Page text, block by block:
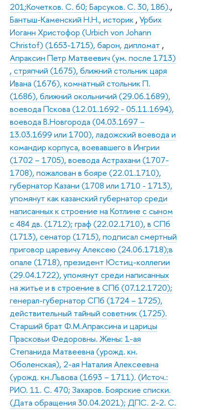
201;Кочетков. С. 60; Барсуков. С. 30, 186).,
Бантыш-Каменский Н.Н., историк , Урбих
Иоганн Христофор (Urbich von Johann
Christof) (1653-1715), барон, дипломат ,
Апраксин Петр Матвеевич (ум. после 1713)
, стряпчий (1675), ближний стольник царя
Ивана (1676), комнатный стольник П.
(1686), ближний окольничий (29.06.1689),
воевода Пскова (12.01.1692 - 05.11.1694),
воевода В.Новгорода (04.03.1697 –
13.03.1699 или 1700), ладожский воевода и
командир корпуса, воевавшего в Ингрии
(1702 – 1705), воевода Астрахани (1707-
1708), пожалован в бояре (22.01.1710),
губернатор Казани (1708 или 1710 - 1713),
упомянут как казанский губернатор среди
написанных к строение на Котлине с сыном
с 484 дв. (1712); граф (22.02.1710), в СПб
(1713), сенатор (1715), подписал смертный
приговор царевичу Алексею (24.06.1718);в
опале (1718), президент Юстиц-коллегии
(29.04.1722), упомянут среди написанных
на житье и в строение в СПб (07.12.1720);
генерал-губернатор СПб (1724 – 1725),
действительный тайный советник (1725).
Старший брат Ф.М.Апраксина и царицы
Прасковьи Федоровны. Жены: 1-ая
Степанида Матвеевна (урожд. кн.
Оболенская), 2-ая Наталия Алексеевна
(урожд. кн.Львова (1693 – 1711). (Источ.:
РИО. 11. С. 470; Захаров. Боярские списки.
(Дата обращения 30.04.2021); ДПС. 2-2. С.